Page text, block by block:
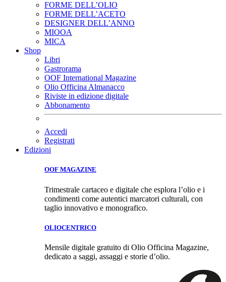
FORME DELL’OLIO
FORME DELL’ACETO
DESIGNER DELL’ANNO
MIOOA
MICA
Shop
Libri
Gastrorama
OOF International Magazine
Olio Officina Almanacco
Riviste in edizione digitale
Abbonamento
Accedi
Registrati
Edizioni
OOF MAGAZINE
Trimestrale cartaceo e digitale che esplora l’olio e i
condimenti come autentici marcatori culturali, con
taglio innovativo e monografico.
OLIOCENTRICO
Mensile digitale gratuito di Olio Officina Magazine,
dedicato a saggi, assaggi e storie d’olio.